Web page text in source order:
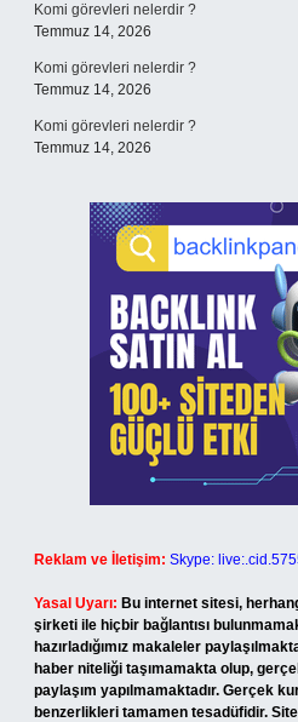
Komi görevleri nelerdir ?
Temmuz 14, 2026
Komi görevleri nelerdir ?
Temmuz 14, 2026
Komi görevleri nelerdir ?
Temmuz 14, 2026
Reklam ve İletişim: Skype:
Yasal Uyarı: Bu internet sitesi,
şirketi ile hiçbir bağlantısı
hazırladığımız makaleler
haber niteliği taşımamakta olup,
paylaşım yapılmamaktadır. Gerçek
benzerlikleri tamamen tesadüfidir.